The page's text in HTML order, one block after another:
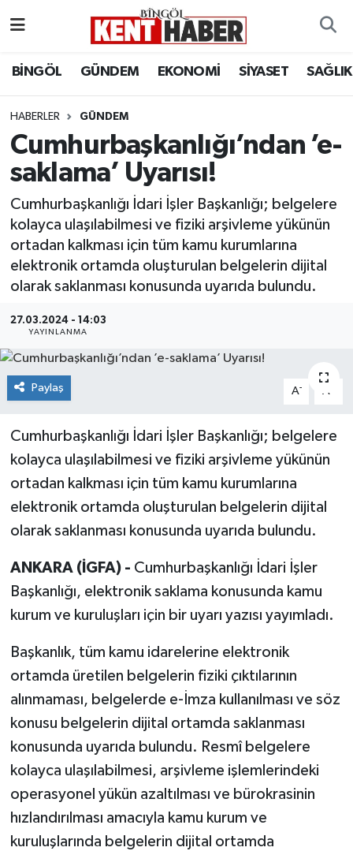
BİNGÖL GÜNDEM EKONOMİ SİYASET SAĞLIK
HABERLER GÜNDEM
Cumhurbaşkanlığı’ndan ’e-
saklama’ Uyarısı!
Cumhurbaşkanlığı İdari İşler Başkanlığı; belgelere
kolayca ulaşılabilmesi ve fiziki arşivleme yükünün
ortadan kalkması için tüm kamu kurumlarına
elektronik ortamda oluşturulan belgelerin dijital
olarak saklanması konusunda uyarıda bulundu.
27.03.2024 - 14:03
YAYINLANMA
Paylaş A- A
Cumhurbaşkanlığı İdari İşler Başkanlığı; belgelere
kolayca ulaşılabilmesi ve fiziki arşivleme yükünün
ortadan kalkması için tüm kamu kurumlarına
elektronik ortamda oluşturulan belgelerin dijital
olarak saklanması konusunda uyarıda bulundu.
ANKARA (İGFA) - Cumhurbaşkanlığı İdari İşler
Başkanlığı, elektronik saklama konusunda kamu
kurum ve kuruluşları için bir uyarı yazısı yayımladı.
Başkanlık, tüm kamu idarelerine elektronik
ortamda üretilen belgelerin fiziki çıktılarının
alınmaması, belgelerde e-İmza kullanılması ve söz
konusu belgelerin dijital ortamda saklanması
konusunda uyarıda bulundu. Resmî belgelere
kolayca ulaşılabilmesi, arşivleme işlemlerindeki
operasyonel yükün azaltılması ve bürokrasinin
hızlandırılması amacıyla kamu kurum ve
kuruluşlarında belgelerin dijital ortamda
BİLİM-TEKNOLOJİ
DÜNYA
EĞİTİM
EKONOMİ
GENÇ
KİĞI
RESMİ İLANLAR
SAĞLIK
SOLHAN
SPOR
YAYLADERE
YEDİSU
Bingöl Hava Durumu
Bingöl Namaz Vakitleri
Bingöl Trafik Yoğunluk Haritası
Süper Lig Puan Durumu ve Fikstür
Tüm Manşetler